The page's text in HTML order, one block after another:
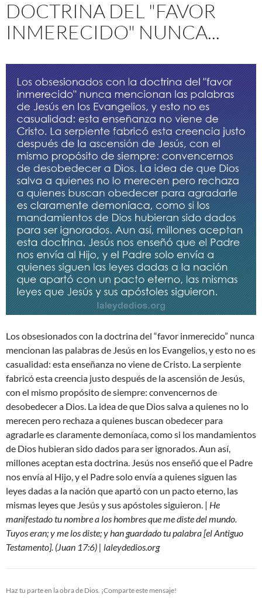
DOCTRINA DEL "FAVOR
INMERECIDO" NUNCA...
Los obsesionados con la doctrina del “favor inmerecido” nunca
mencionan las palabras de Jesús en los Evangelios, y esto no es
casualidad: esta enseñanza no viene de Cristo. La serpiente
fabricó esta creencia justo después de la ascensión de Jesús,
con el mismo propósito de siempre: convencernos de
desobedecer a Dios. La idea de que Dios salva a quienes no lo
merecen pero rechaza a quienes buscan obedecer para
agradarle es claramente demoníaca, como si los mandamientos
de Dios hubieran sido dados para ser ignorados. Aun así,
millones aceptan esta doctrina. Jesús nos enseñó que el Padre
nos envía al Hijo, y el Padre solo envía a quienes siguen las
leyes dadas a la nación que apartó con un pacto eterno, las
mismas leyes que Jesús y sus apóstoles siguieron. | He
manifestado tu nombre a los hombres que me diste del mundo.
Tuyos eran; y me los diste; y han guardado tu palabra [el Antiguo
Testamento]. (Juan 17:6) | laleydedios.org
Haz tu parte en la obra de Dios. ¡Comparte este mensaje!